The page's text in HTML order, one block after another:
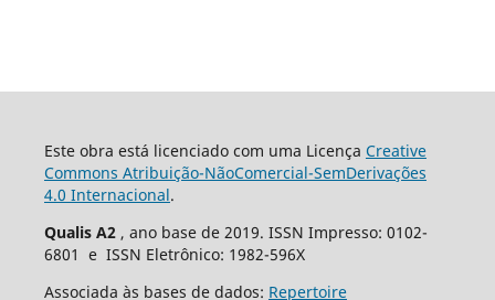
Este obra está licenciado com uma Licença Creative
Commons Atribuição-NãoComercial-SemDerivações
4.0 Internacional.
Qualis A2 , ano base de 2019. ISSN Impresso: 0102-
6801 e ISSN Eletrônico: 1982-596X
Associada às bases de dados: Repertoire